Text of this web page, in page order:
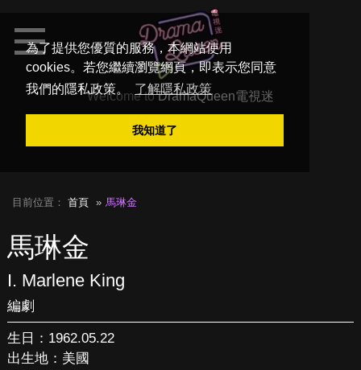
為了提供您優質的服務，本網站使用
cookies。若您繼續瀏覽網頁，即表示您同意
我們的隱私政策。
了解隱私政策
我知道了
Welcome toDramaQueen電視迷
目前位置： 首頁 馬琳金
馬琳金
I. Marlene King
編劇
生日：1962.05.22
出生地：美國